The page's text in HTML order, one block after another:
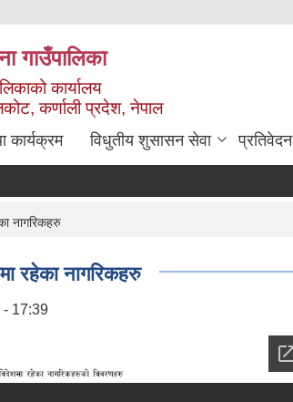
गाउँपालिका
कार्यालय
कर्णाली प्रदेश, नेपाल
कार्यक्रम विधुतीय शुसासन सेवा प्रतिवेदन
नागरिकहरु
रहेका नागरिकहरु
- 17:39